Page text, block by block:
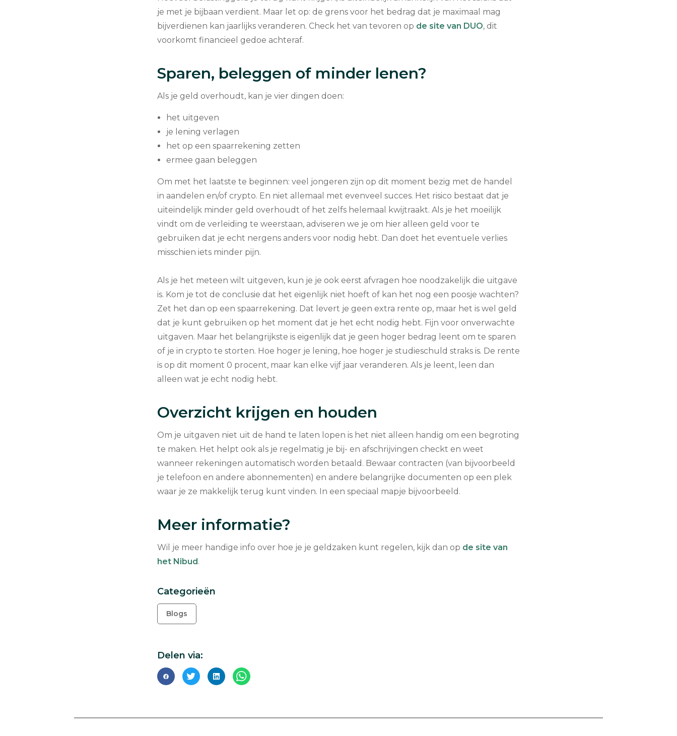
je met je bijbaan verdient. Maar let op: de grens voor het bedrag dat je maximaal mag
bijverdienen kan jaarlijks veranderen. Check het van tevoren op de site van DUO, dit
voorkomt financieel gedoe achteraf.
Sparen, beleggen of minder lenen?
Als je geld overhoudt, kan je vier dingen doen:
het uitgeven
je lening verlagen
het op een spaarrekening zetten
ermee gaan beleggen
Om met het laatste te beginnen: veel jongeren zijn op dit moment bezig met de handel
in aandelen en/of crypto. En niet allemaal met evenveel succes. Het risico bestaat dat je
uiteindelijk minder geld overhoudt of het zelfs helemaal kwijtraakt. Als je het moeilijk
vindt om de verleiding te weerstaan, adviseren we je om hier alleen geld voor te
gebruiken dat je echt nergens anders voor nodig hebt. Dan doet het eventuele verlies
misschien iets minder pijn.
Als je het meteen wilt uitgeven, kun je je ook eerst afvragen hoe noodzakelijk die uitgave
is. Kom je tot de conclusie dat het eigenlijk niet hoeft of kan het nog een poosje wachten?
Zet het dan op een spaarrekening. Dat levert je geen extra rente op, maar het is wel geld
dat je kunt gebruiken op het moment dat je het echt nodig hebt. Fijn voor onverwachte
uitgaven. Maar het belangrijkste is eigenlijk dat je geen hoger bedrag leent om te sparen
of je in crypto te storten. Hoe hoger je lening, hoe hoger je studieschuld straks is. De rente
is op dit moment 0 procent, maar kan elke vijf jaar veranderen. Als je leent, leen dan
alleen wat je echt nodig hebt.
Overzicht krijgen en houden
Om je uitgaven niet uit de hand te laten lopen is het niet alleen handig om een begroting
te maken. Het helpt ook als je regelmatig je bij- en afschrijvingen checkt en weet
wanneer rekeningen automatisch worden betaald. Bewaar contracten (van bijvoorbeeld
je telefoon en andere abonnementen) en andere belangrijke documenten op een plek
waar je ze makkelijk terug kunt vinden. In een speciaal mapje bijvoorbeeld.
Meer informatie?
Wil je meer handige info over hoe je je geldzaken kunt regelen, kijk dan op de site van
het Nibud.
Categorieën
Blogs
Delen via:
DelenDelenDelenDeel